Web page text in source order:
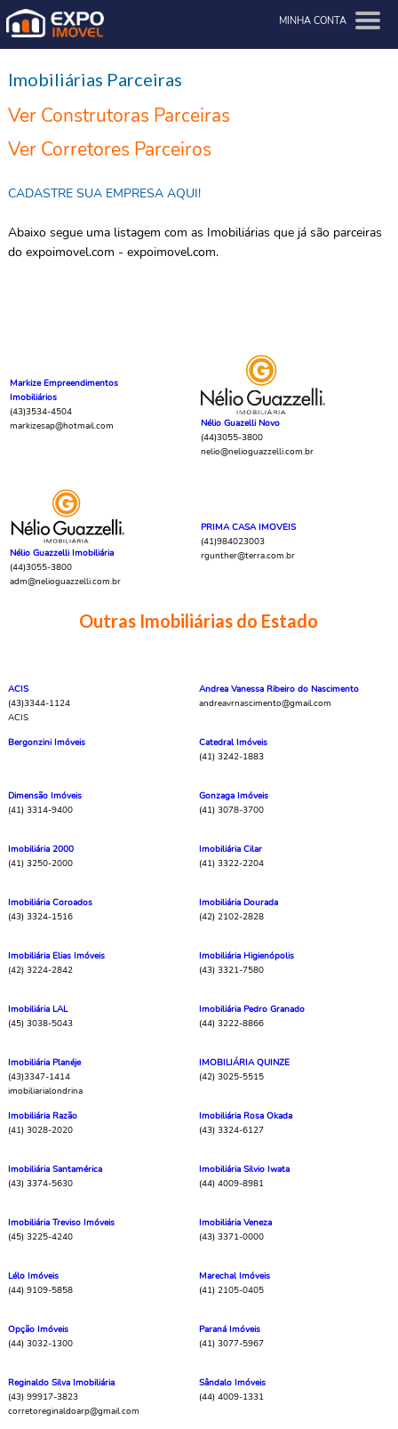
MINHA CONTA
Imobiliárias Parceiras
Ver Construtoras Parceiras
Ver Corretores Parceiros
CADASTRE SUA EMPRESA AQUI!
Abaixo segue uma listagem com as Imobiliárias que já são parceiras
do expoimovel.com - expoimovel.com.
Markize Empreendimentos
Imobiliários
(43)3534-4504
markizesap@hotmail.com
Nélio Guazelli Novo
(44)3055-3800
nelio@nelioguazzelli.com.br
Nélio Guazzelli Imobiliária
(44)3055-3800
adm@nelioguazzelli.com.br
PRIMA CASA IMOVEIS
(41)984023003
rgunther@terra.com.br
Outras Imobiliárias do Estado
ACIS
(43)3344-1124
ACIS
Andrea Vanessa Ribeiro do Nascimento
andreavrnascimento@gmail.com
Bergonzini Imóveis
Catedral Imóveis
(41) 3242-1883
Dimensão Imóveis
(41) 3314-9400
Gonzaga Imóveis
(41) 3078-3700
Imobiliária 2000
(41) 3250-2000
Imobiliária Cilar
(41) 3322-2204
Imobiliária Coroados
(43) 3324-1516
Imobiliária Dourada
(42) 2102-2828
Imobiliária Elias Imóveis
(42) 3224-2842
Imobiliária Higienópolis
(43) 3321-7580
Imobiliária LAL
(45) 3038-5043
Imobiliária Pedro Granado
(44) 3222-8866
Imobiliária Planéje
(43)3347-1414
imobiliarialondrina
IMOBILIÁRIA QUINZE
(42) 3025-5515
Imobiliária Razão
(41) 3028-2020
Imobiliária Rosa Okada
(43) 3324-6127
Imobiliária Santamérica
(43) 3374-5630
Imobiliária Silvio Iwata
(44) 4009-8981
Imobiliária Treviso Imóveis
(45) 3225-4240
Imobiliária Veneza
(43) 3371-0000
Lélo Imóveis
(44) 9109-5858
Marechal Imóveis
(41) 2105-0405
Opção Imóveis
(44) 3032-1300
Paraná Imóveis
(41) 3077-5967
Reginaldo Silva Imobiliária
(43) 99917-3823
corretoreginaldoarp@gmail.com
Sândalo Imóveis
(44) 4009-1331